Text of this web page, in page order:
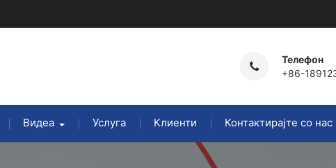
Телефон
+86-
Видеа Услуга Клиенти Контактирајте со нас